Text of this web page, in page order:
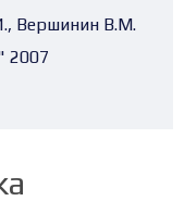
Вершинин В.М.
2007